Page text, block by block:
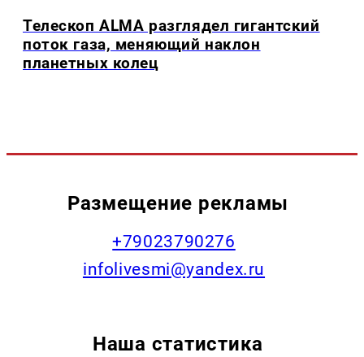
Телескоп ALMA разглядел гигантский
поток газа, меняющий наклон
планетных колец
Размещение рекламы
+79023790276
infolivesmi@yandex.ru
Наша статистика